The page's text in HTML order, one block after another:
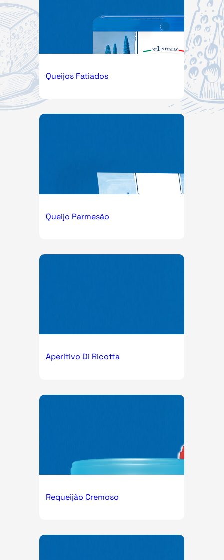
Queijos Fatiados
Queijo Parmesão
Aperitivo Di Ricotta
Requeijão Cremoso